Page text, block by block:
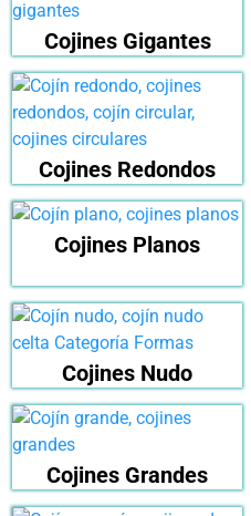
Cojines Gigantes
Cojines Redondos
Cojines Planos
Cojines Nudo
Cojines Grandes